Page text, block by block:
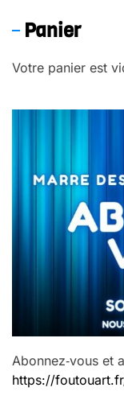
Panier
Votre panier est
Abonnez‑vous et
https://